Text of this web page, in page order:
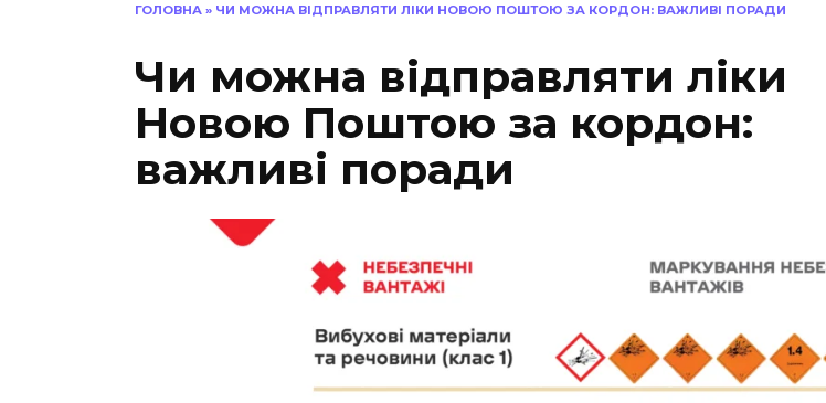
ГОЛОВНА » ЧИ МОЖНА ВІДПРАВЛЯТИ ЛІКИ НОВОЮ ПОШТОЮ ЗА КОРДОН: ВАЖЛИВІ ПОРАДИ
Чи можна відправляти ліки
Новою Поштою за кордон:
важливі поради